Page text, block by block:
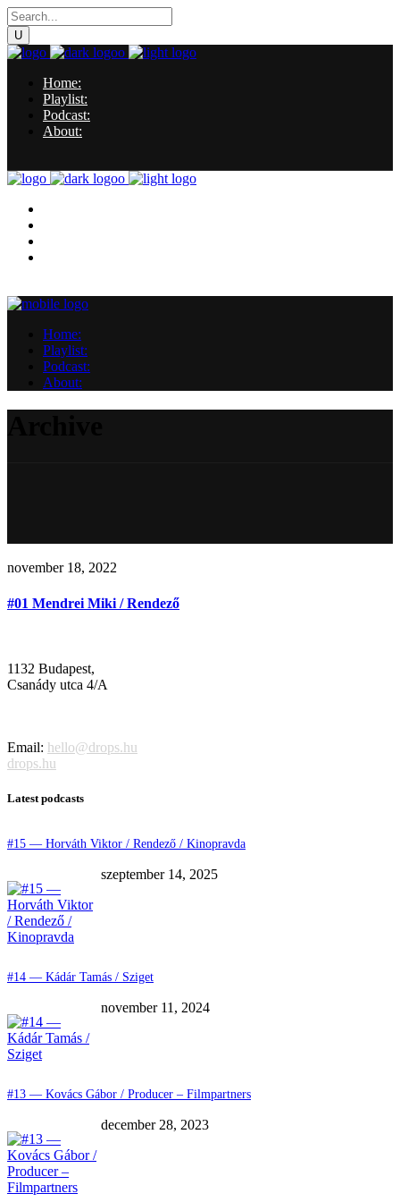
Home:
Playlist:
Podcast:
About:
Home:
Playlist:
Podcast:
About:
november 18, 2022
#01 Mendrei Miki / Rendező
1132 Budapest,
Csanády utca 4/A
Email: hello@drops.hu
drops.hu
Latest podcasts
#15 — Horváth Viktor / Rendező / Kinopravda
szeptember 14, 2025
#14 — Kádár Tamás / Sziget
november 11, 2024
#13 — Kovács Gábor / Producer – Filmpartners
december 28, 2023